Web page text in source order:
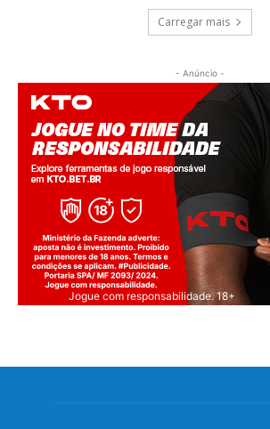
Carregar mais
- Anúncio -
Jogue com responsabilidade. 18+